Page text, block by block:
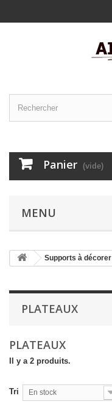
Panier (vide)
MENU
Supports à décorer
PLATEAUX
PLATEAUX
Il y a 2 produits.
Tri En stock